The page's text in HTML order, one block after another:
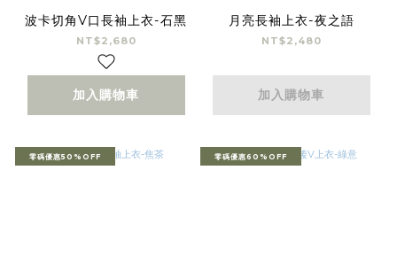
波卡切角V口長袖上衣-石黑
NT$2,680
加入購物車
月亮長袖上衣-夜之語
NT$2,480
加入購物車
零碼優惠50%OFF 零碼優惠60%OFF